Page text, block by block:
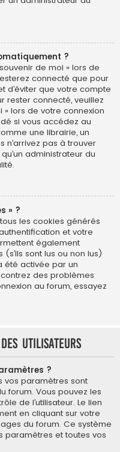
?
de moi » lors de
connecté que pour
d’éviter que votre compte
rester connecté, veuillez
lors de votre connexion
si vous accédez au
une librairie, un
n’arrivez pas à trouver
administrateur du
» ?
les cookies générés
et votre
également
sont lus ou non lus)
été activée par un
des problèmes
au forum, essayez
utilisateurs
?
vos paramètres sont
forum. Vous pouvez les
de l’utilisateur. Le lien
en cliquant sur votre
du forum. Ce système
paramètres et toutes vos